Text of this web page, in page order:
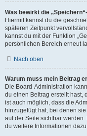
Was bewirkt die
Hiermit kannst du die
späteren Zeitpunkt
kannst du mit der Funktion
persönlichen Bereich erneut
Nach oben
Warum muss mein Beitrag
Die Board-Administration
du einen Beitrag erstellt hast,
ist auch möglich, dass die
hinzugefügt hat, bei denen
auf der Seite sichtbar
du weitere Informationen